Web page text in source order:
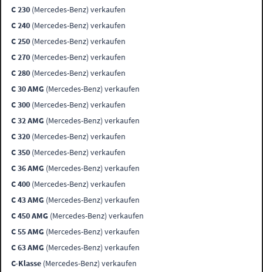
C 230 (Mercedes-Benz) verkaufen
C 240 (Mercedes-Benz) verkaufen
C 250 (Mercedes-Benz) verkaufen
C 270 (Mercedes-Benz) verkaufen
C 280 (Mercedes-Benz) verkaufen
C 30 AMG (Mercedes-Benz) verkaufen
C 300 (Mercedes-Benz) verkaufen
C 32 AMG (Mercedes-Benz) verkaufen
C 320 (Mercedes-Benz) verkaufen
C 350 (Mercedes-Benz) verkaufen
C 36 AMG (Mercedes-Benz) verkaufen
C 400 (Mercedes-Benz) verkaufen
C 43 AMG (Mercedes-Benz) verkaufen
C 450 AMG (Mercedes-Benz) verkaufen
C 55 AMG (Mercedes-Benz) verkaufen
C 63 AMG (Mercedes-Benz) verkaufen
C-Klasse (Mercedes-Benz) verkaufen